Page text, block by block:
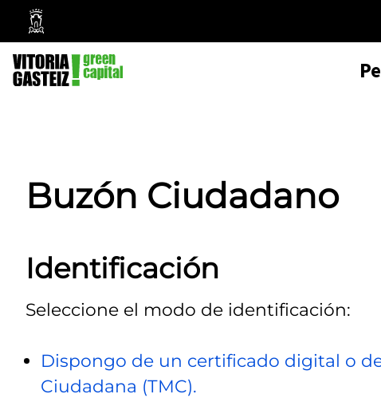
Ayuntamiento
Vitoria-
Gasteiz
Buzón Ciudadano
Identificación
Seleccione el modo de identificación:
Dispongo de un certificado digital o
Ciudadana (TMC).